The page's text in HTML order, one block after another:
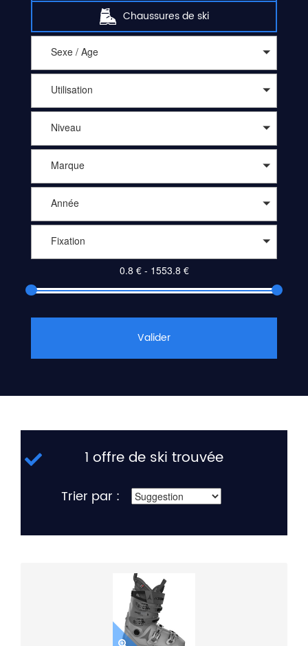
Chaussures de ski
Sexe / Age
Utilisation
Niveau
Marque
Année
Fixation
Valider
1 offre de ski trouvée
Trier par :